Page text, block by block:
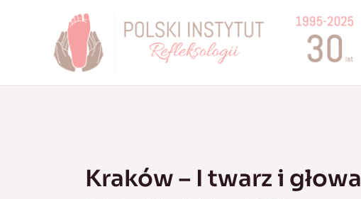
Kraków – I twarz i głowa